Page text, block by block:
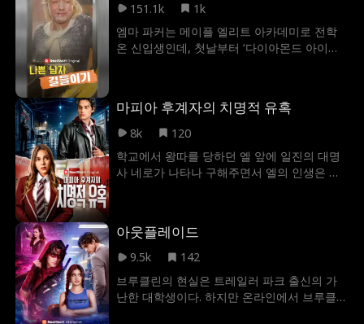
151.1k
1k
엠마 파커는 메이플 엘리트 아카데미로 전학
온 신입생인데, 첫날부터 ‘다이아몬드 아이
겨져 있을지도 모른다. 폭군처럼 구는 로완 캘
러웨이는 정말 잔혹한 일진일까? 그리고 계속
과거에 만난 적이 있는 걸까? 엠마는 누구를
선택할까? 상극인 원수? 아니면 어린 시절 친
마피아 후계자의 치명적 유혹
8k
120
학교에서 왕따를 당하던 엘 앞에 일진의 대명
사 네로가 나타나 구해주면서 엘의 인생은 송
고 고민에 빠진다. 하지만 엘은 자신이 마피아
제국의 후계자인 네로의 임무 대상에 불과하
험에 처한 줄도 모르는 엘에게 걷잡을 수 없이
빠져들고 있다는 것을 미처 깨닫지 못하는데...
아웃플레이드
9.5k
142
브루클린의 현실은 트레일러 파크 출신의 가
난한 대학생이다. 하지만 온라인에서 브루클린